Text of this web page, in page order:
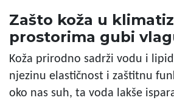
Zašto koža u
prostorima gubi
Koža prirodno sadrži vodu i
njezinu elastičnost i zaštitnu
oko nas suh, ta voda lakše